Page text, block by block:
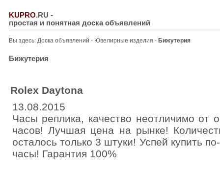
KUPRO.RU -
простая и понятная доска объявлений
Вы здесь: Доска объявлений - Ювелирные изделия - Бижутерия
Бижутерия
Rolex Daytona
13.08.2015
Часы реплика, качество неотличимо от
часов! Лучшая цена на рынке!
осталось только 3 штуки! Успей купить
часы! Гарантия 100%